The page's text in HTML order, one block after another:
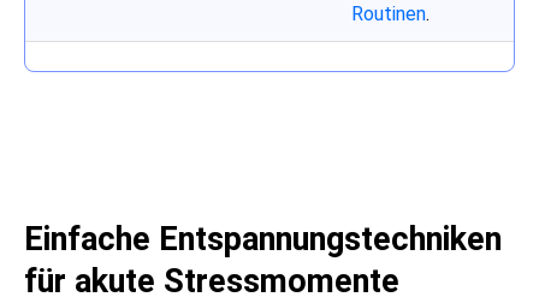
Routinen.
Einfache Entspannungstechniken
für akute Stressmomente